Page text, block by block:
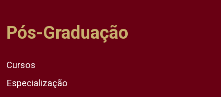
Pós-Graduação
Cursos
Especialização